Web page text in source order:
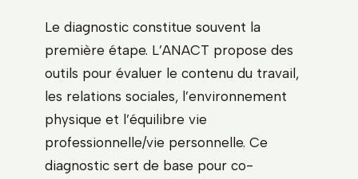
Le diagnostic constitue souvent la
première étape. L’ANACT propose des
outils pour évaluer le contenu du travail,
les relations sociales, l’environnement
physique et l’équilibre vie
professionnelle/vie personnelle. Ce
diagnostic sert de base pour co-